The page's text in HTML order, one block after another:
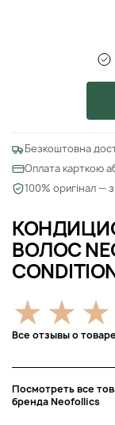
ВОЛОС
Все отзывы о товаре
Посмотреть все
бренда Neofollics
Безкоштовна
Оплата карткою
100% оригінал —